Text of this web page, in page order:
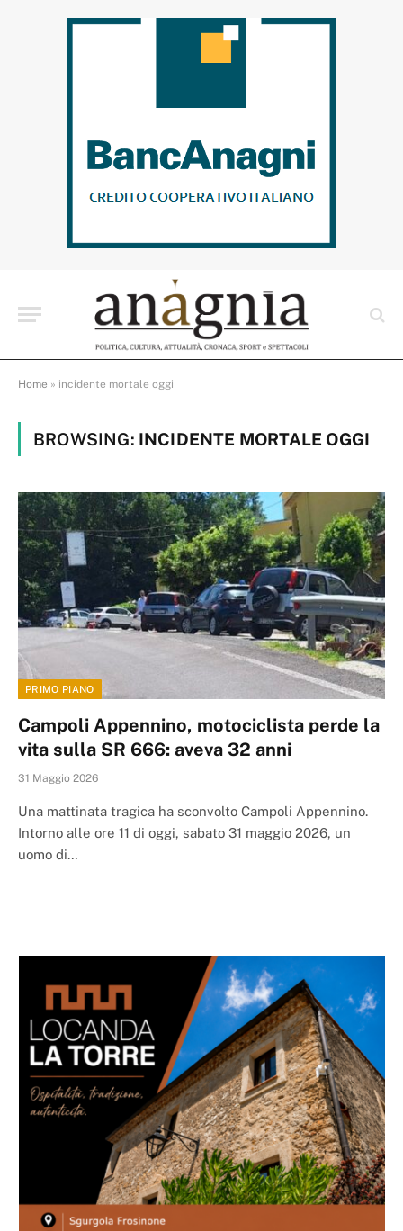
Home » incidente mortale oggi
BROWSING: INCIDENTE MORTALE OGGI
PRIMO PIANO
Campoli Appennino, motociclista perde la
vita sulla SR 666: aveva 32 anni
31 Maggio 2026
Una mattinata tragica ha sconvolto Campoli Appennino.
Intorno alle ore 11 di oggi, sabato 31 maggio 2026, un
uomo di…